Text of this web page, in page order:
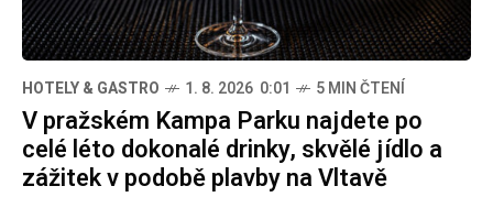
HOTELY & GASTRO 1. 8. 2026 0:01 5 MIN ČTENÍ
V pražském Kampa Parku najdete po
celé léto dokonalé drinky, skvělé jídlo a
zážitek v podobě plavby na Vltavě